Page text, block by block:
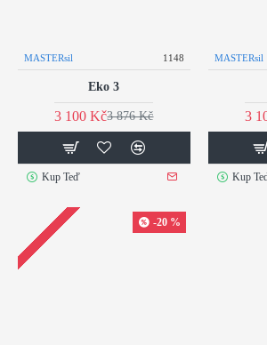
MASTERsil 1148
Eko 3
3 100 Kč3 876 Kč
Kup Teď
MASTERsil
3
Kup
-20 %